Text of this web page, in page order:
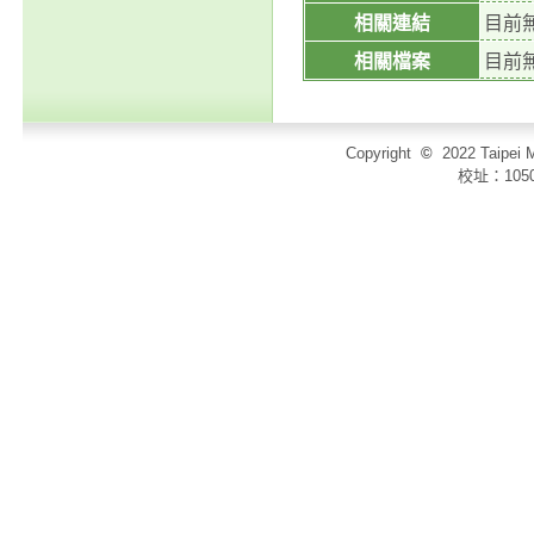
相關連結
目前
相關檔案
目前
Copyright © 2022 Taipei
校址：